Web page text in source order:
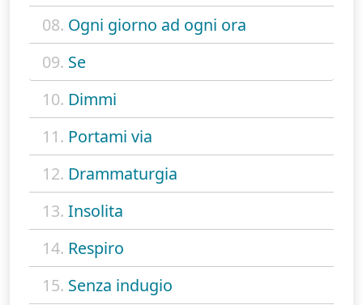
08. Ogni giorno ad ogni ora
09. Se
10. Dimmi
11. Portami via
12. Drammaturgia
13. Insolita
14. Respiro
15. Senza indugio